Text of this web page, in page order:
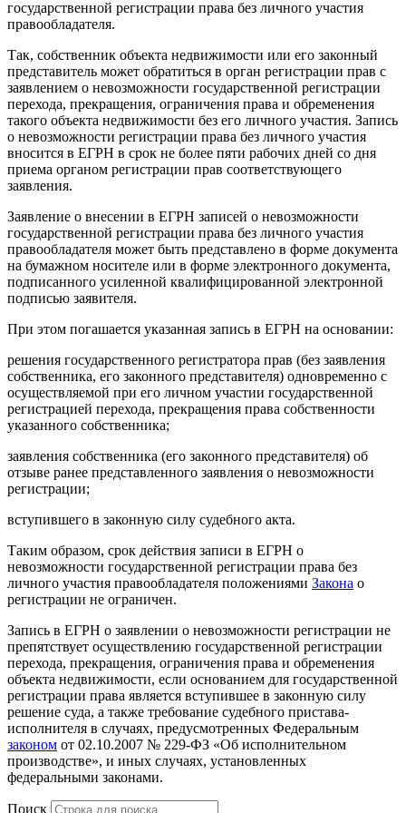
государственной регистрации права без личного участия
правообладателя.
Так, собственник объекта недвижимости или его законный
представитель может обратиться в орган регистрации прав с
заявлением о невозможности государственной регистрации
перехода, прекращения, ограничения права и обременения
такого объекта недвижимости без его личного участия. Запись
о невозможности регистрации права без личного участия
вносится в ЕГРН в срок не более пяти рабочих дней со дня
приема органом регистрации прав соответствующего
заявления.
Заявление о внесении в ЕГРН записей о невозможности
государственной регистрации права без личного участия
правообладателя может быть представлено в форме документа
на бумажном носителе или в форме электронного документа,
подписанного усиленной квалифицированной электронной
подписью заявителя.
При этом погашается указанная запись в ЕГРН на основании:
решения государственного регистратора прав (без заявления
собственника, его законного представителя) одновременно с
осуществляемой при его личном участии государственной
регистрацией перехода, прекращения права собственности
указанного собственника;
заявления собственника (его законного представителя) об
отзыве ранее представленного заявления о невозможности
регистрации;
вступившего в законную силу судебного акта.
Таким образом, срок действия записи в ЕГРН о
невозможности государственной регистрации права без
личного участия правообладателя положениями Закона о
регистрации не ограничен.
Запись в ЕГРН о заявлении о невозможности регистрации не
препятствует осуществлению государственной регистрации
перехода, прекращения, ограничения права и обременения
объекта недвижимости, если основанием для государственной
регистрации права является вступившее в законную силу
решение суда, а также требование судебного пристава-
исполнителя в случаях, предусмотренных Федеральным
законом от 02.10.2007 № 229-ФЗ «Об исполнительном
производстве», и иных случаях, установленных
федеральными законами.
Поиск